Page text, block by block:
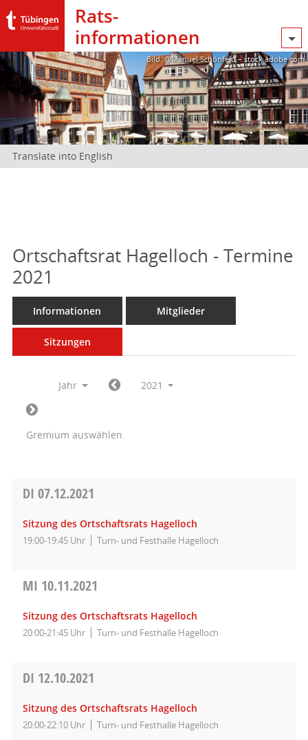
Rats­
informationen
Bild: @Manuel Schönfeld – stock.adobe.com
Translate into English
Ortschaftsrat Hagelloch - Termine
2021
Informationen Mitglieder
Sitzungen
Jahr 2021
Gremium auswählen
DI 07.12.2021
Sitzung des Ortschaftsrats Hagelloch
19:00-19:45 Uhr Turn- und Festhalle Hagelloch
MI 10.11.2021
Sitzung des Ortschaftsrats Hagelloch
20:00-21:45 Uhr Turn- und Festhalle Hagelloch
DI 12.10.2021
Sitzung des Ortschaftsrats Hagelloch
20:00-22:10 Uhr Turn- und Festhalle Hagelloch